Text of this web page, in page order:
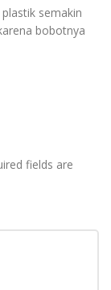
semakin
bobotnya
fields are